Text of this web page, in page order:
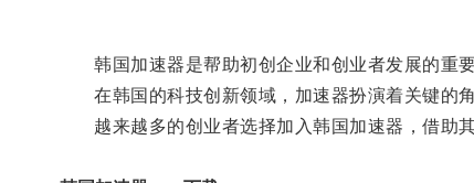
韩国加速器是帮助初创企业和创业者发展的重要
在韩国的科技创新领域，加速器扮演着关键的角
越来越多的创业者选择加入韩国加速器，借助其